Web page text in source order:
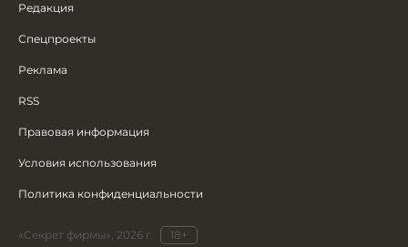
Редакция
Спецпроекты
Реклама
RSS
Правовая информация
Условия использования
Политика конфиденциальности
«Секрет фирмы», 2026 г. 18+